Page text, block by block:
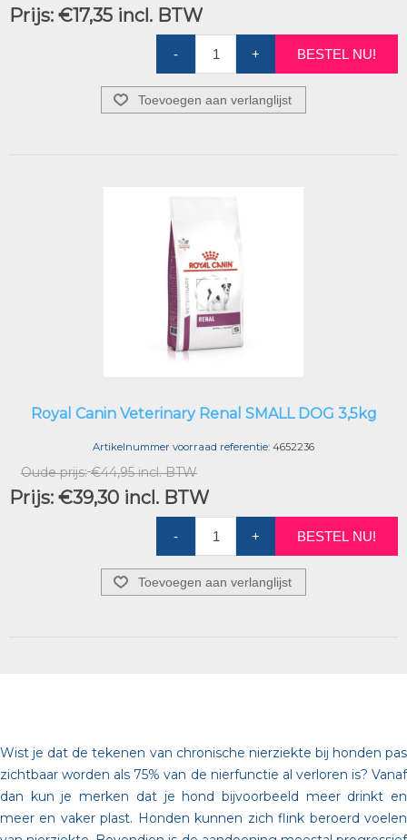
Prijs: €17,35 incl. BTW
- + BESTEL NU!
Toevoegen aan verlanglijst
Royal Canin Veterinary Renal SMALL DOG 3,5kg
Artikelnummer voorraad referentie: 4652236
Oude prijs: €44,95 incl. BTW
Prijs: €39,30 incl. BTW
- + BESTEL NU!
Toevoegen aan verlanglijst
Wist je dat de tekenen van chronische nierziekte bij honden pas
zichtbaar worden als 75% van de nierfunctie al verloren is? Vanaf
dan kun je merken dat je hond bijvoorbeeld meer drinkt en
meer en vaker plast. Honden kunnen zich flink beroerd voelen